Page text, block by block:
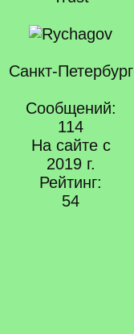
Санкт-Петербург
Сообщений:
114
На сайте с
2019 г.
Рейтинг:
54